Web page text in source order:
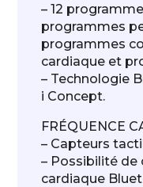
– 12
programmes
programmes
cardiaque et
– Technologie
i Concept.
FRÉQUENCE
– Capteurs
– Possibilité de
cardiaque